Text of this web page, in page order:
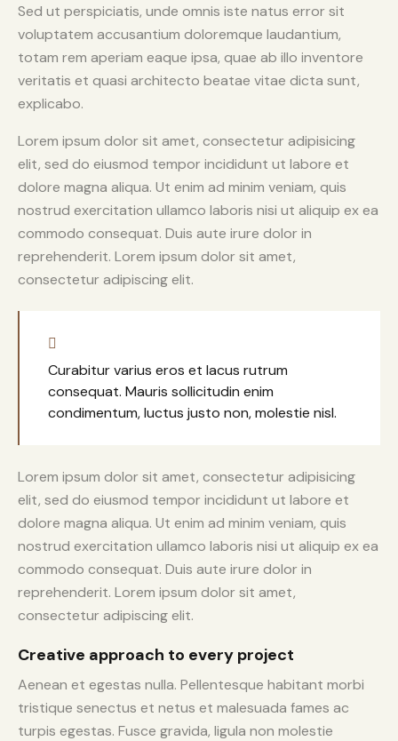
Sed ut perspiciatis, unde omnis iste natus error sit
voluptatem accusantium doloremque laudantium,
totam rem aperiam eaque ipsa, quae ab illo inventore
veritatis et quasi architecto beatae vitae dicta sunt,
explicabo.
Lorem ipsum dolor sit amet, consectetur adipisicing
elit, sed do eiusmod tempor incididunt ut labore et
dolore magna aliqua. Ut enim ad minim veniam, quis
nostrud exercitation ullamco laboris nisi ut aliquip ex ea
commodo consequat. Duis aute irure dolor in
reprehenderit. Lorem ipsum dolor sit amet,
consectetur adipiscing elit.
Curabitur varius eros et lacus rutrum
consequat. Mauris sollicitudin enim
condimentum, luctus justo non, molestie nisl.
Lorem ipsum dolor sit amet, consectetur adipisicing
elit, sed do eiusmod tempor incididunt ut labore et
dolore magna aliqua. Ut enim ad minim veniam, quis
nostrud exercitation ullamco laboris nisi ut aliquip ex ea
commodo consequat. Duis aute irure dolor in
reprehenderit. Lorem ipsum dolor sit amet,
consectetur adipiscing elit.
Creative approach to every project
Aenean et egestas nulla. Pellentesque habitant morbi
tristique senectus et netus et malesuada fames ac
turpis egestas. Fusce gravida, ligula non molestie